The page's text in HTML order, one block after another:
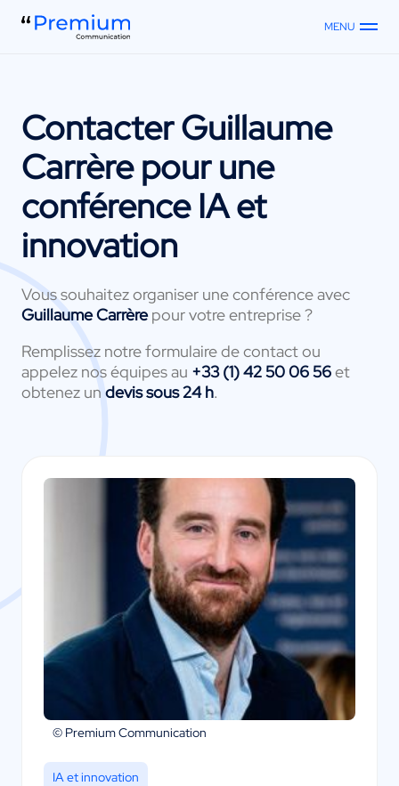
MENU
ContacterGuillaume
Carrèrepour une
conférence IA et
innovation
Vous souhaitez organiser une conférence avec
Guillaume Carrèrepour votre entreprise ?
Remplissez notre formulaire de contact ou
appelez nos équipes au +33 (1) 42 50 06 56et
obtenez un devis sous 24 h.
© Premium Communication
IA et innovation